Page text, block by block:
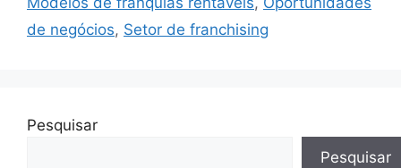
de negócios, Setor de franchising
Pesquisar
Pesquisar